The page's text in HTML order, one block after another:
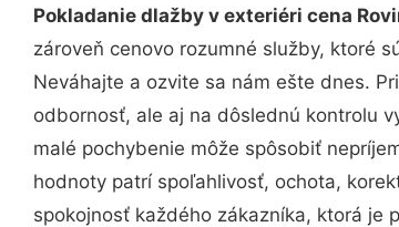
Pokladanie dlažby v exteriéri cena
zároveň cenovo rozumné služby, ktoré
Neváhajte a ozvite sa nám ešte dnes.
odbornosť, ale aj na dôslednú kontrolu
malé pochybenie môže spôsobiť
hodnoty patrí spoľahlivosť, ochota,
spokojnosť každého zákazníka, ktorá je